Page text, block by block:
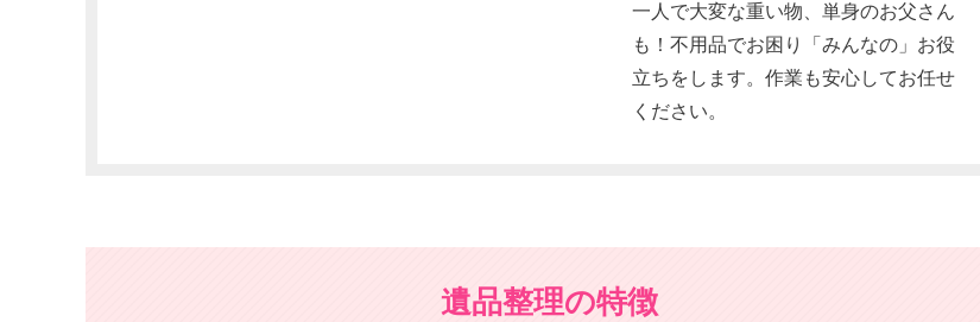
一人で大変な重い物、単身のお父さん
も！不用品でお困り「みんなの」お役
立ちをします。作業も安心してお任せ
ください。
遺品整理の特徴